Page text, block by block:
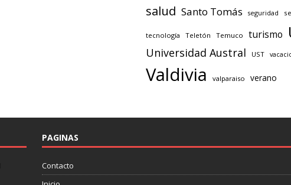
salud Santo Tomás seguridad
tecnología Teletón Temuco turismo
Universidad Austral UST
Valdivia valparaiso verano
PAGINAS
Contacto